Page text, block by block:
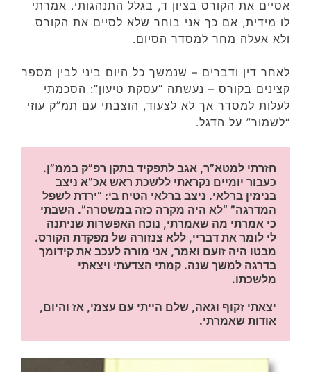
אסיים את הקורס בציון ד, בגלל התנהגותי. אמרתי
לו מידית, אם כך אני בוחר שלא לסיים את הקורס
ולא אעלה מחר למסדר הסיום.
לאחר דין ודברים – שנמשך כל היום ביני לבין מספר
קצינים בקורס – נעשתה “עסקת טיעון”: הסכמתי
לעלות למסדר אך לא לצעוד, הוצבתי עם תמ”ק עוזי
“לשמור” על הדגל.
מלשכתו.
אודות שאמרתי.